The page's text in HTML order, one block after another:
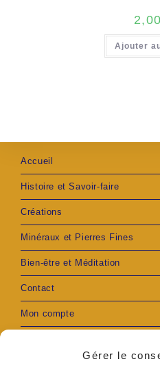
Gérer le
2,00
Ajouter
Accueil
Histoire et Savoir-faire
Créations
Minéraux et Pierres Fines
Bien-être et Méditation
Contact
Mon compte